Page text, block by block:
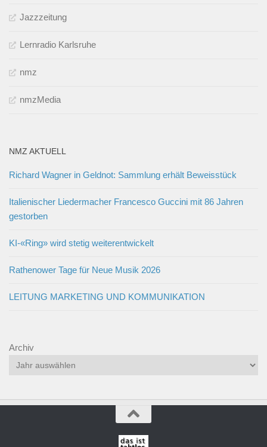
Jazzzeitung
Lernradio Karlsruhe
nmz
nmzMedia
NMZ AKTUELL
Richard Wagner in Geldnot: Sammlung erhält Beweisstück
Italienischer Liedermacher Francesco Guccini mit 86 Jahren
gestorben
KI-«Ring» wird stetig weiterentwickelt
Rathenower Tage für Neue Musik 2026
LEITUNG MARKETING UND KOMMUNIKATION
Archiv